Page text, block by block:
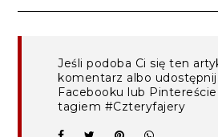
Jeśli podoba Ci się ten
komentarz albo
Facebooku lub
tagiem #Czteryfajery